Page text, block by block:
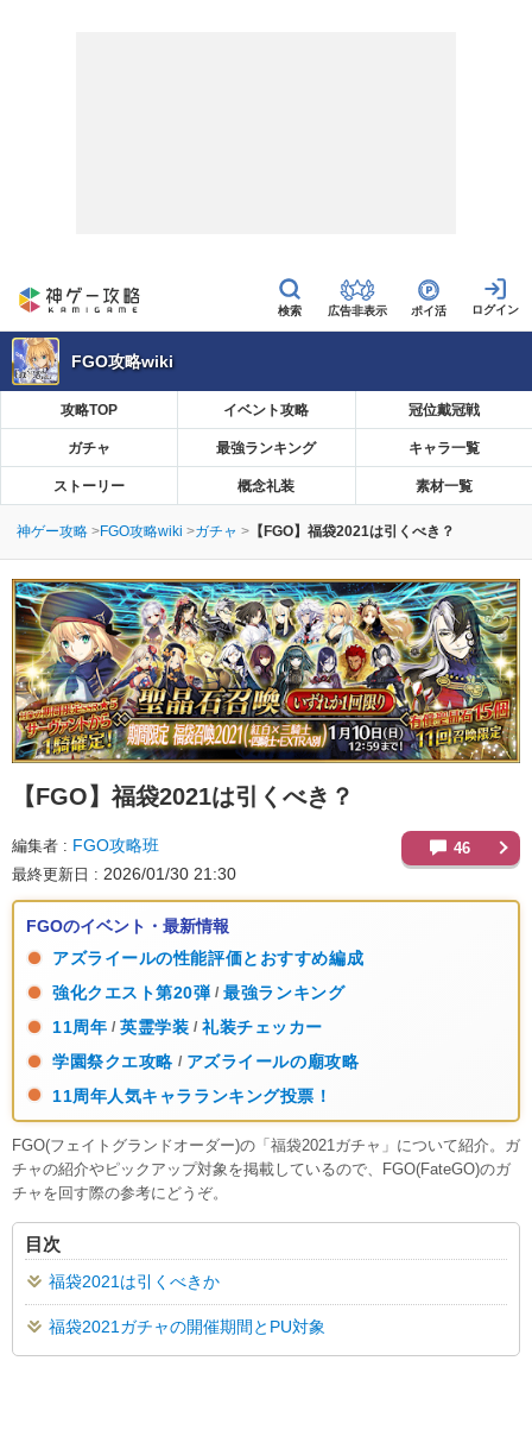
広告非表示 ポイ活
FGO攻略wiki
攻略TOP イベント攻略 冠位戴冠戦
ガチャ 最強ランキング キャラ一覧
ストーリー 概念礼装 素材一覧
神ゲー攻略 FGO攻略wiki ガチャ 【FGO】福袋2021は引くべき？
【FGO】福袋2021は引くべき？
編集者 FGO攻略班
最終更新日 2026/01/30 21:30
46
FGOのイベント・最新情報
アズライールの性能評価とおすすめ編成
強化クエスト第20弾 / 最強ランキング
11周年 / 英霊学装 / 礼装チェッカー
学園祭クエ攻略 / アズライールの廟攻略
11周年人気キャラランキング投票！
FGO(フェイトグランドオーダー)の「福袋2021ガチャ」について紹介。ガ
チャの紹介やピックアップ対象を掲載しているので、FGO(FateGO)のガ
チャを回す際の参考にどうぞ。
目次
福袋2021は引くべきか
福袋2021ガチャの開催期間とPU対象